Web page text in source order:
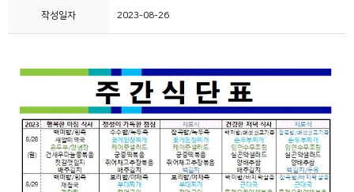
작성일자 2023-08-26